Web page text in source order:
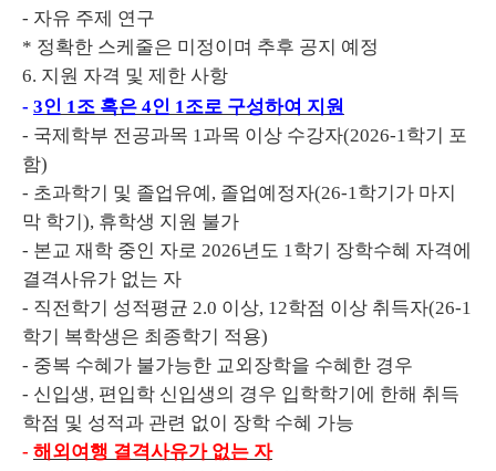
- 자유 주제 연구
* 정확한 스케줄은 미정이며 추후 공지 예정
6. 지원 자격 및 제한 사항
- 3인 1조 혹은 4인 1조로 구성하여 지원
- 국제학부 전공과목 1과목 이상 수강자(2026-1학기 포
함)
- 초과학기 및 졸업유예, 졸업예정자(26-1학기가 마지
막 학기), 휴학생 지원 불가
- 본교 재학 중인 자로 2026년도 1학기 장학수혜 자격에
결격사유가 없는 자
- 직전학기 성적평균 2.0 이상, 12학점 이상 취득자(26-1
학기 복학생은 최종학기 적용)
- 중복 수혜가 불가능한 교외장학을 수혜한 경우
- 신입생, 편입학 신입생의 경우 입학학기에 한해 취득
학점 및 성적과 관련 없이 장학 수혜 가능
- 해외여행 결격사유가 없는 자